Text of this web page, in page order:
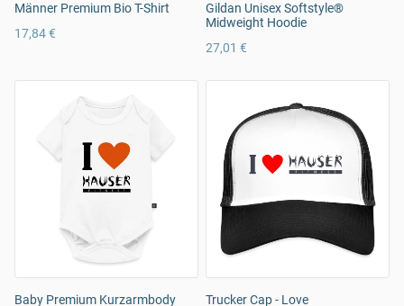
Männer Premium Bio T-Shirt
17,84 €
Gildan Unisex Softstyle®
Midweight Hoodie
27,01 €
Baby Premium Kurzarmbody Trucker Cap - Love